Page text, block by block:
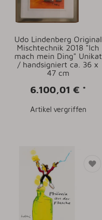
Udo Lindenberg Original
Mischtechnik 2018 "Ich
mach mein Ding" Unikat
/ handsigniert ca. 36 x
47 cm
6.100,01 € *
Artikel vergriffen